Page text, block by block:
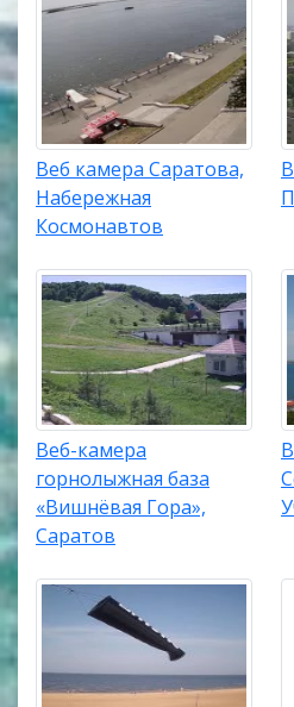
Веб камера Саратова,
Набережная
Космонавтов
Веб-камера
горнолыжная база
«Вишнёвая Гора»,
Саратов